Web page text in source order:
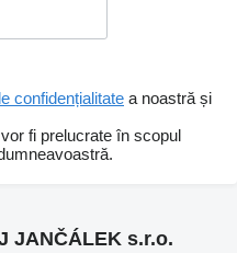
confidențialitate a noastră și
fi prelucrate în scopul
JANČÁLEK s.r.o.